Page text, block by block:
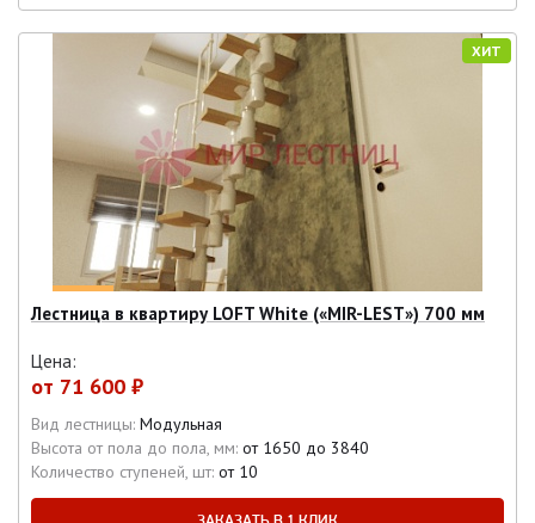
ХИТ
Лестница в квартиру LOFT White («MIR-LEST») 700 мм
Цена:
от 71 600 ₽
Вид лестницы: Модульная
Высота от пола до пола, мм: от 1650 до 3840
Количество ступеней, шт: от 10